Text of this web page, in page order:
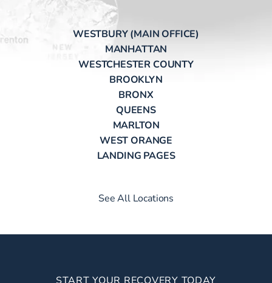
WESTBURY (MAIN OFFICE)
MANHATTAN
WESTCHESTER COUNTY
BROOKLYN
BRONX
QUEENS
MARLTON
WEST ORANGE
LANDING PAGES
See All Locations
START YOUR RECOVERY TODAY